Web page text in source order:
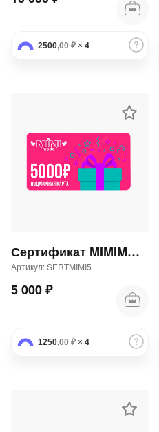
2500,00 ₽ × 4
Сертификат MIMIMODA 5000 р.
Артикул: SERTMIMI5
5 000 ₽
1250,00 ₽ × 4